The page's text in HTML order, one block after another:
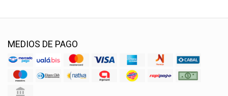
MEDIOS DE PAGO